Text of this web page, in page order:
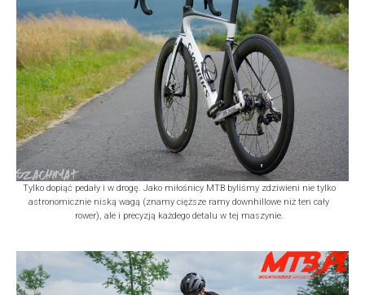
Tylko dopiąć pedały i w drogę. Jako miłośnicy MTB byliśmy zdziwieni nie tylko
astronomicznie niską wagą (znamy cięższe ramy downhillowe niż ten cały
rower), ale i precyzją każdego detalu w tej maszynie.